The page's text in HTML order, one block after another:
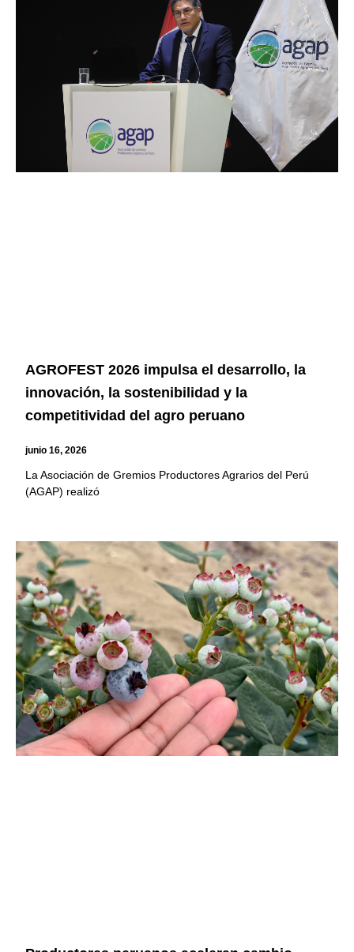
AGROFEST 2026 impulsa el desarrollo, la
innovación, la sostenibilidad y la
competitividad del agro peruano
junio 16, 2026
La Asociación de Gremios Productores Agrarios del Perú
(AGAP) realizó